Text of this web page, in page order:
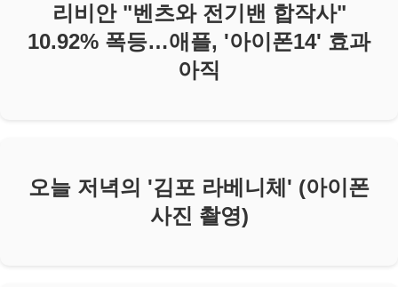
리비안 "벤츠와 전기밴 합작사"
10.92% 폭등…애플, '아이폰14' 효과
아직
오늘 저녁의 '김포 라베니체' (아이폰
사진 촬영)